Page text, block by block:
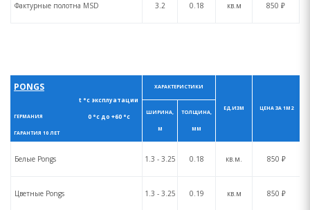
Фактурные полотна MSD 3.2 0.18 кв.м 850 ₽
PONGS
t °с эксплуатации
0 °с до +60 °с
ГЕРМАНИЯ
ГАРАНТИЯ 10 ЛЕТ
ХАРАКТЕРИСТИКИ
ЕД.ИЗМ ЦЕНА ЗА 1М2
ШИРИНА,
М
ТОЛЩИНА,
ММ
Белые Pongs 1.3 - 3.25 0.18 кв.м. 850 ₽
Цветные Pongs 1.3 - 3.25 0.19 кв.м 850 ₽